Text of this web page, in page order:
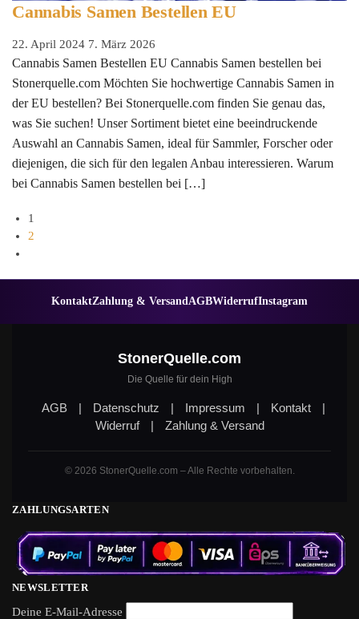
Cannabis Samen Bestellen EU
22. April 2024 7. März 2026
Cannabis Samen Bestellen EU Cannabis Samen bestellen bei
Stonerquelle.com Möchten Sie hochwertige Cannabis Samen in
der EU bestellen? Bei Stonerquelle.com finden Sie genau das,
was Sie suchen! Unser Sortiment bietet eine beeindruckende
Auswahl an Cannabis Samen, ideal für Sammler, Forscher oder
diejenigen, die sich für den legalen Anbau interessieren. Warum
bei Cannabis Samen bestellen bei […]
1
2
KontaktZahlung & VersandAGBWiderrufInstagram
StonerQuelle.com
Die Quelle für dein High
AGB | Datenschutz | Impressum | Kontakt
|
Widerruf
| Zahlung & Versand
© 2026 StonerQuelle.com – Alle Rechte vorbehalten.
ZAHLUNGSARTEN
NEWSLETTER
Deine E-Mail-Adresse